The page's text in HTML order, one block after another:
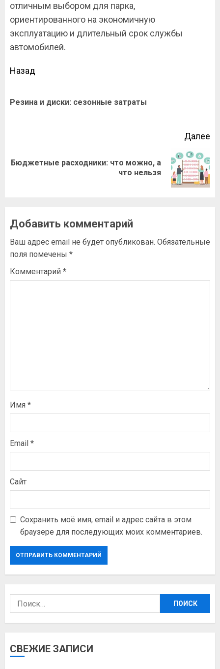
отличным выбором для парка,
ориентированного на экономичную
эксплуатацию и длительный срок службы
автомобилей.
Продолжить
Назад
Резина и диски: сезонные затраты
Далее
Следующая
Бюджетные расходники: что можно, а
что нельзя
Добавить комментарий
Ваш адрес email не будет опубликован. Обязательные
поля помечены *
Комментарий *
Имя *
Email *
Сайт
Сохранить моё имя, email и адрес сайта в этом
браузере для последующих моих комментариев.
Найти:
СВЕЖИЕ ЗАПИСИ